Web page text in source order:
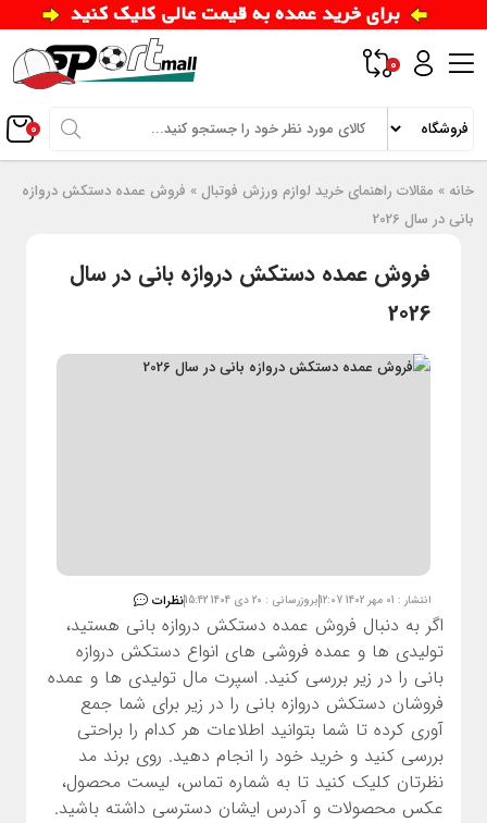
0
0
خانه » مقالات راهنمای خرید لوازم ورزش فوتبال » فروش عمده دستکش دروازه
بانی در سال 2026
فروش عمده دستکش دروازه بانی در سال
2026
انتشار : 01 مهر 1402 12:07 بروزرسانی : 20 دی 1404 15:42 نظرات
اگر به دنبال فروش عمده دستکش دروازه بانی هستید،
تولیدی ها و عمده فروشی های انواع دستکش دروازه
بانی را در زیر بررسی کنید. اسپرت مال تولیدی ها و عمده
فروشان دستکش دروازه بانی را در زیر برای شما جمع
آوری کرده تا شما بتوانید اطلاعات هر کدام را براحتی
بررسی کنید و خرید خود را انجام دهید. روی برند مد
نظرتان کلیک کنید تا به شماره تماس، لیست محصول،
عکس محصولات و آدرس ایشان دسترسی داشته باشید.